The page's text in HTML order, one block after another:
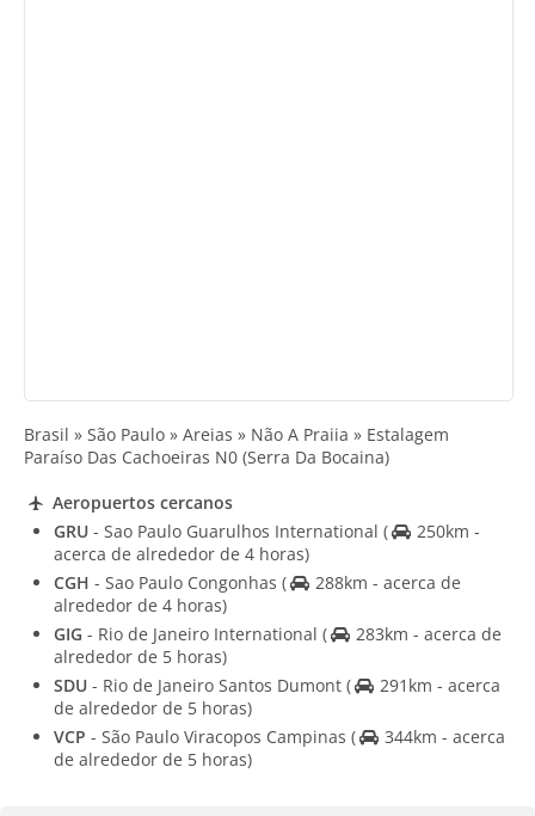
Brasil » São Paulo » Areias » Não A Praiia » Estalagem
Paraíso Das Cachoeiras N0 (Serra Da Bocaina)
Aeropuertos cercanos
GRU - Sao Paulo Guarulhos International (
250km -
acerca de alrededor de 4 horas)
CGH - Sao Paulo Congonhas (
288km - acerca de
alrededor de 4 horas)
GIG - Rio de Janeiro International (
283km - acerca de
alrededor de 5 horas)
SDU - Rio de Janeiro Santos Dumont (
291km - acerca
de alrededor de 5 horas)
VCP - São Paulo Viracopos Campinas (
344km - acerca
de alrededor de 5 horas)